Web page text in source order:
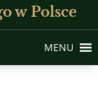
w Polsce
MENU